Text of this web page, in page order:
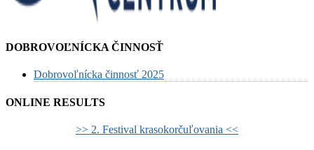
DOBROVOĽNÍCKA ČINNOSŤ
Dobrovoľnícka činnosť 2025
ONLINE RESULTS
>> 2. Festival krasokorčuľovania <<